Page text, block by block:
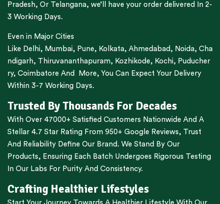
Pradesh, Or Telangana, we’ll have your order delivered In 2-
3 Working Days.
Even in Major Cities
Like Delhi, Mumbai, Pune, Kolkata, Ahmedabad , Noida, Cha
ndigarh, Thiruvananthapuram, Kozhikode, Kochi, Puducher
ry, Coimbatore And More, You Can Expect Your Delivery
Within 3-7 Working Days.
Trusted By Thousands For Decades
With Over 47000+ Satisfied Customers Nationwide And A
Stellar 4.7 Star Rating From 950+ Google Reviews, Trust
And Reliability Define Our Brand. We Stand By Our
Products, Ensuring Each Batch Undergoes Rigorous Testing
In Our Labs For Purity And Consistency.
Crafting Healthier Lifestyles